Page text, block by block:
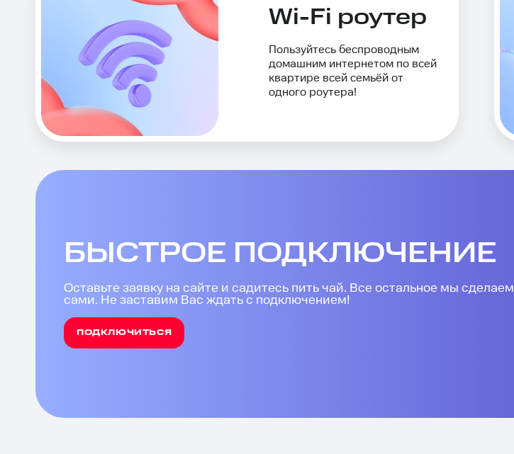
Wi-Fi роутер
Пользуйтесь беспроводным
домашним интернетом по всей
квартире всей семьёй от
одного роутера!
БЫСТРОЕ ПОДКЛЮЧЕНИЕ
Оставьте заявку на сайте и садитесь пить чай. Все остальное мы сделаем
сами. Не заставим Вас ждать с подключением!
ПОДКЛЮЧИТЬСЯ